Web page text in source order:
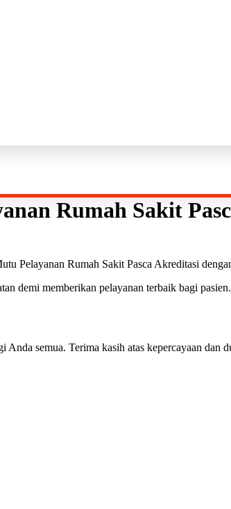
Rumah Sakit
Pelayanan Rumah Sakit Pasca Akreditasi
demi memberikan pelayanan terbaik bagi
semua. Terima kasih atas kepercayaan dan